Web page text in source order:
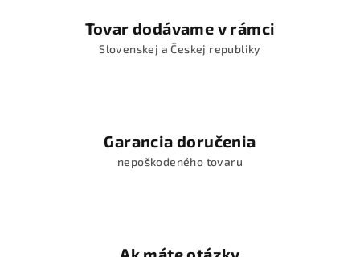
Tovar dodávame v rámci
Slovenskej a Českej republiky
Garancia doručenia
nepoškodeného tovaru